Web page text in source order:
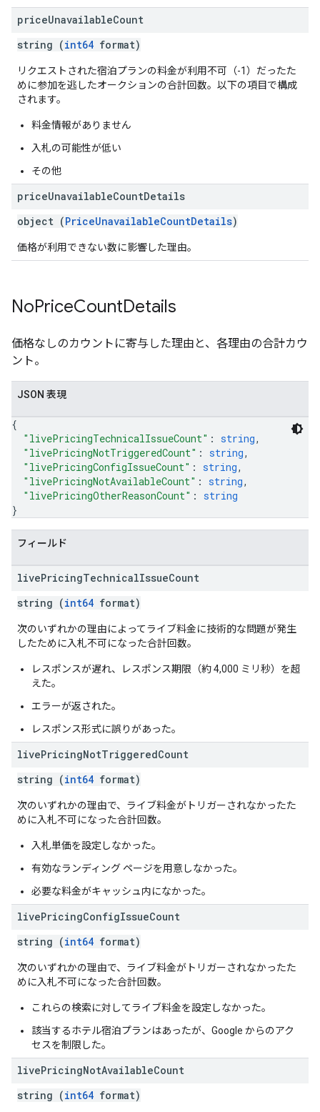
priceUnavailableCount
string (int64 format)
リクエストされた宿泊プランの料金が利用不可（-1）だったた
めに参加を逃したオークションの合計回数。以下の項目で構成
されます。
料金情報がありません
入札の可能性が低い
その他
priceUnavailableCountDetails
object (PriceUnavailableCountDetails)
価格が利用できない数に影響した理由。
NoPriceCountDetails
価格なしのカウントに寄与した理由と、各理由の合計カウ
ント。
JSON 表現
{
"livePricingTechnicalIssueCount" : string,
"livePricingNotTriggeredCount" : string,
"livePricingConfigIssueCount" : string,
"livePricingNotAvailableCount" : string,
"livePricingOtherReasonCount" : string
}
フィールド
livePricingTechnicalIssueCount
string (int64 format)
次のいずれかの理由によってライブ料金に技術的な問題が発生
したために入札不可になった合計回数。
レスポンスが遅れ、レスポンス期限（約 4,000 ミリ秒）を超
えた。
エラーが返された。
レスポンス形式に誤りがあった。
livePricingNotTriggeredCount
string (int64 format)
次のいずれかの理由で、ライブ料金がトリガーされなかったた
めに入札不可になった合計回数。
入札単価を設定しなかった。
有効なランディング ページを用意しなかった。
必要な料金がキャッシュ内になかった。
livePricingConfigIssueCount
string (int64 format)
次のいずれかの理由で、ライブ料金がトリガーされなかったた
めに入札不可になった合計回数。
これらの検索に対してライブ料金を設定しなかった。
該当するホテル宿泊プランはあったが、Google からのアク
セスを制限した。
livePricingNotAvailableCount
string (int64 format)